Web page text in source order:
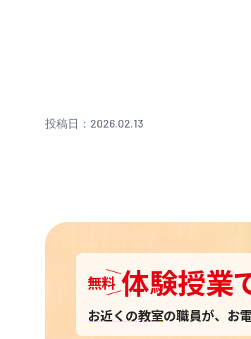
投稿日：2026.02.13
無料 体験授業
お近くの教室の職員が、お